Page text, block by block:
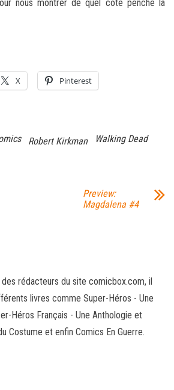
nous montrer de quel côté penche la
X Pinterest
Robert Kirkman
Walking Dead
Preview:
Magdalena #4
rédacteurs du site comicbox.com, il
livres comme Super-Héros - Une
Héros Français - Une Anthologie et
Costume et enfin Comics En Guerre.